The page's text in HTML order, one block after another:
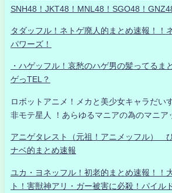
SNH48！JKT48！MNL48！SGO48！
タダッフル！ネトゲ廃人的まとめ速報！！
パワーズ！
・ハゲッフル！哀愁のハゲ男の髪ってるま
ゲっTEL？
ロボットアニメ！メカと美少女キャラだい
非モテ星人 ！あらゆるマニアの為のマニア
アニゲタレスト（元祖！アニメッフル）
ナベ的まとめ速報
ユカ・ヨネッフル！初老的まとめ速報！！
ト！害獣神アリ・ガー被害に必殺！パイル